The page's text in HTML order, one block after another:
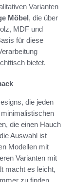
Varianten
Möbel, die über
MDF und
für diese
bietet.
die jeden
die einen Hauch
Auswahl ist
Modellen mit
Varianten mit
macht es leicht,